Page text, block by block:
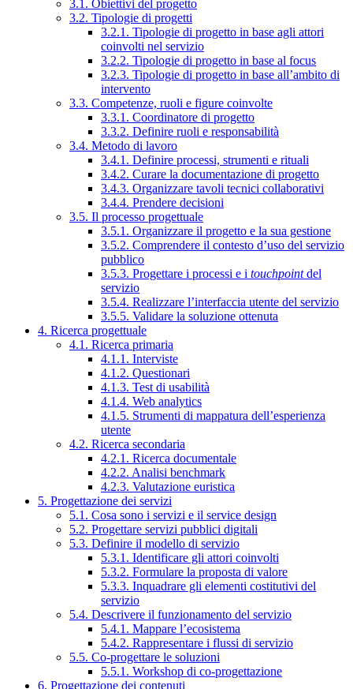
3.1. Obiettivi del progetto
3.2. Tipologie di progetti
3.2.1. Tipologie di progetto in base agli attori
coinvolti nel servizio
3.2.2. Tipologie di progetto in base al focus
3.2.3. Tipologie di progetto in base all’ambito di
intervento
3.3. Competenze, ruoli e figure coinvolte
3.3.1. Coordinatore di progetto
3.3.2. Definire ruoli e responsabilità
3.4. Metodo di lavoro
3.4.1. Definire processi, strumenti e rituali
3.4.2. Curare la documentazione di progetto
3.4.3. Organizzare tavoli tecnici collaborativi
3.4.4. Prendere decisioni
3.5. Il processo progettuale
3.5.1. Organizzare il progetto e la sua gestione
3.5.2. Comprendere il contesto d’uso del servizio
pubblico
3.5.3. Progettare i processi e i touchpointdel
servizio
3.5.4. Realizzare l’interfaccia utente del servizio
3.5.5. Validare la soluzione ottenuta
4. Ricerca progettuale
4.1. Ricerca primaria
4.1.1. Interviste
4.1.2. Questionari
4.1.3. Test di usabilità
4.1.4. Web analytics
4.1.5. Strumenti di mappatura dell’esperienza
utente
4.2. Ricerca secondaria
4.2.1. Ricerca documentale
4.2.2. Analisi benchmark
4.2.3. Valutazione euristica
5. Progettazione dei servizi
5.1. Cosa sono i servizi e il service design
5.2. Progettare servizi pubblici digitali
5.3. Definire il modello di servizio
5.3.1. Identificare gli attori coinvolti
5.3.2. Formulare la proposta di valore
5.3.3. Inquadrare gli elementi costitutivi del
servizio
5.4. Descrivere il funzionamento del servizio
5.4.1. Mappare l’ecosistema
5.4.2. Rappresentare i flussi di servizio
5.5. Co-progettare le soluzioni
5.5.1. Workshop di co-progettazione
6. Progettazione dei contenuti